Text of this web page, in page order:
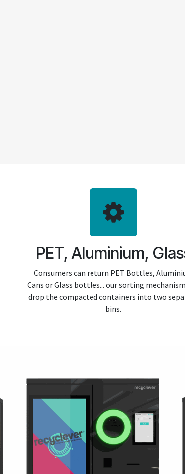
PET, Aluminium,
Consumers can return PET Bottles,
Cans or Glass bottles... our sorting
drop the compacted containers into two
bins.